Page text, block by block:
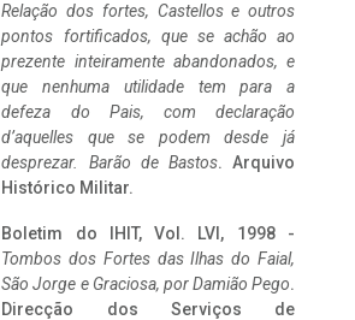
Relação dos fortes, Castellos e outros
pontos fortificados, que se achão ao
prezente inteiramente abandonados, e
que nenhuma utilidade tem para a
defeza do Pais, com declaração
d’aquelles que se podem desde já
desprezar. Barão de Bastos. Arquivo
Histórico Militar.
Boletim do IHIT, Vol. LVI, 1998 -
Tombos dos Fortes das Ilhas do Faial,
São Jorge e Graciosa, por Damião Pego.
Direcção dos Serviços de